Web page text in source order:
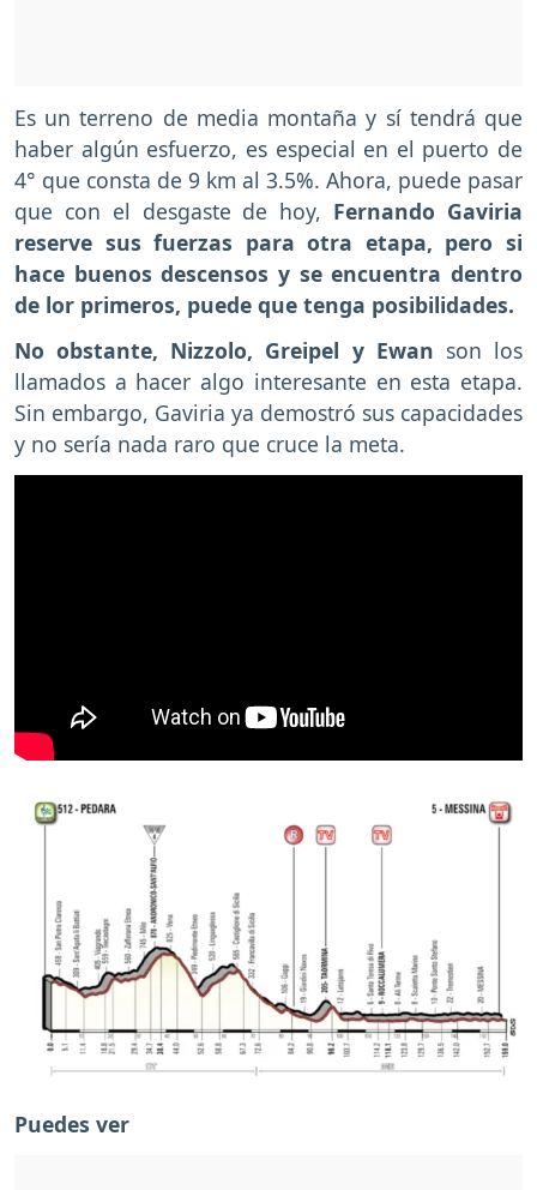
Es un terreno de media montaña y sí tendrá que
haber algún esfuerzo, es especial en el puerto de
4° que consta de 9 km al 3.5%. Ahora, puede pasar
que con el desgaste de hoy, Fernando Gaviria
reserve sus fuerzas para otra etapa, pero si
hace buenos descensos y se encuentra dentro
de lor primeros, puede que tenga posibilidades.
No obstante, Nizzolo, Greipel y Ewan son los
llamados a hacer algo interesante en esta etapa.
Sin embargo, Gaviria ya demostró sus capacidades
y no sería nada raro que cruce la meta.
Puedes ver